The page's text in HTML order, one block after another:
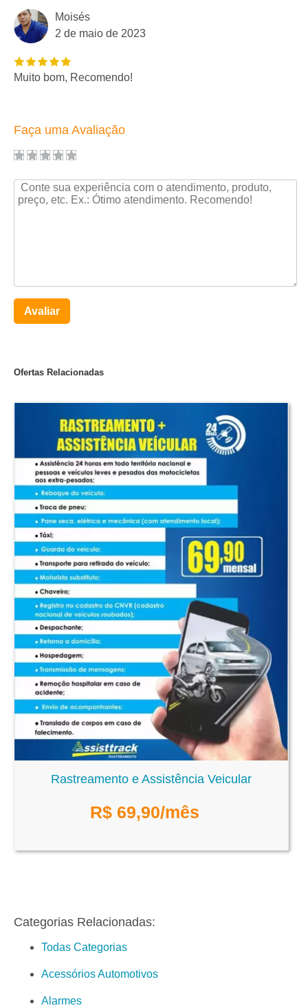
Moisés
2 de maio de 2023
Muito bom, Recomendo!
Faça uma Avaliação
Avaliar
Ofertas Relacionadas
Rastreamento e Assistência Veicular
R$ 69,90/mês
Categorias Relacionadas:
Todas Categorias
Acessórios Automotivos
Alarmes